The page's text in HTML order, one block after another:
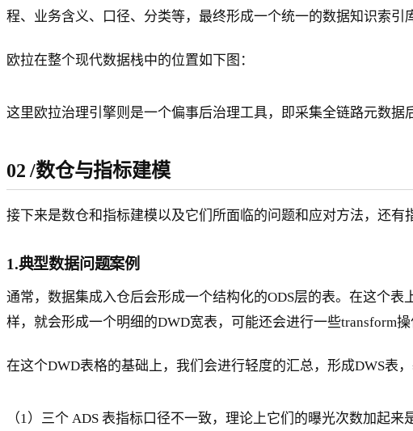
程、业务含义、口径、分类等，最终形成一个统一的数据知识索
欧拉在整个现代数据栈中的位置如下图：
这里欧拉治理引擎则是一个偏事后治理工具，即采集全链路元数据
02 /数仓与指标建模
接下来是数仓和指标建模以及它们所面临的问题和应对方法，还有
1.典型数据问题案例
通常，数据集成入仓后会形成一个结构化的ODS层的表。在这个
样，就会形成一个明细的DWD宽表，可能还会进行一些transform操
在这个DWD表格的基础上，我们会进行轻度的汇总，形成DWS表
（1）三个 ADS 表指标口径不一致，理论上它们的曝光次数加起